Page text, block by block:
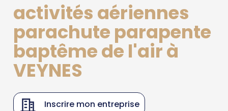
activités aériennes
parachute parapente
baptême de l'air à
VEYNES
Inscrire mon entreprise